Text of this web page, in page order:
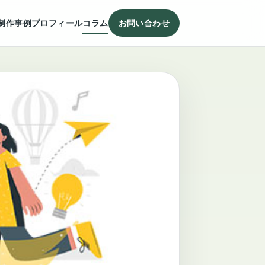
作事例プロフィールコラム お問い合わせ